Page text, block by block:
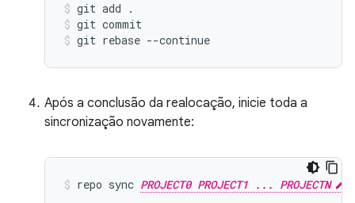
git add .
git commit
git rebase --continue
Após a conclusão da realocação, inicie toda a
sincronização novamente:
repo sync PROJECT0 PROJECT1 ... PROJECTN